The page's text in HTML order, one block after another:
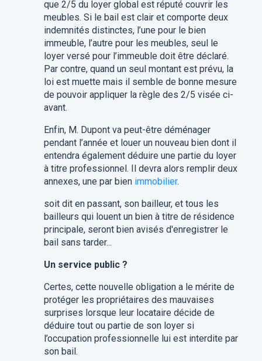
que 2/5 du loyer global est réputé couvrir les
meubles. Si le bail est clair et comporte deux
indemnités distinctes, l’une pour le bien
immeuble, l’autre pour les meubles, seul le
loyer versé pour l’immeuble doit être déclaré.
Par contre, quand un seul montant est prévu, la
loi est muette mais il semble de bonne mesure
de pouvoir appliquer la règle des 2/5 visée ci-
avant.
Enfin, M. Dupont va peut-être déménager
pendant l’année et louer un nouveau bien dont il
entendra également déduire une partie du loyer
à titre professionnel. Il devra alors remplir deux
annexes, une par bien immobilier.
soit dit en passant, son bailleur, et tous les
bailleurs qui louent un bien à titre de résidence
principale, seront bien avisés d'enregistrer le
bail sans tarder...
Un service public ?
Certes, cette nouvelle obligation a le mérite de
protéger les propriétaires des mauvaises
surprises lorsque leur locataire décide de
déduire tout ou partie de son loyer si
l’occupation professionnelle lui est interdite par
son bail.